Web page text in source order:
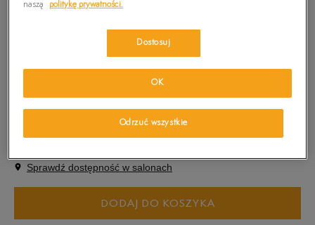
Wybierz rozmiar
S
Sprawdź dostępność w salonach
DODAJ DO KOSZYKA
naszą
politykę prywatności.
Dostosuj
Odrzuć wszystkie
OK